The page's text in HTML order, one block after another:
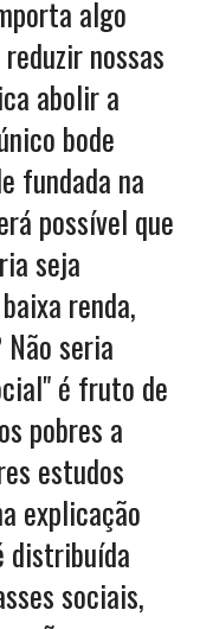
algo
nossas
abolir a
bode
fundada na
possível que
seja
renda,
seria
é fruto de
pobres a
estudos
explicação
distribuída
sociais,